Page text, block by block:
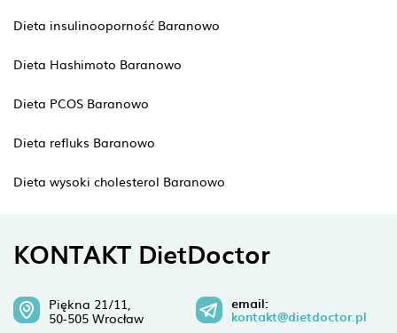
Dieta insulinooporność Baranowo
Dieta Hashimoto Baranowo
Dieta PCOS Baranowo
Dieta refluks Baranowo
Dieta wysoki cholesterol Baranowo
KONTAKT DietDoctor
Piękna 21/11,
50-505 Wrocław
email:
kontakt@dietdoctor.pl